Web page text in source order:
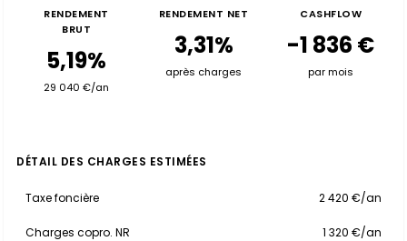
RENDEMENT
BRUT
5,19%
29 040 €/an
RENDEMENT NET
3,31%
après charges
CASHFLOW
-1 836 €
par mois
DÉTAIL DES CHARGES ESTIMÉES
Taxe foncière 2 420 €/an
Charges copro. NR 1 320 €/an